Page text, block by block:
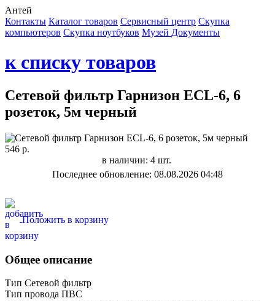
Антей
Контакты Каталог товаров Сервисный центр Cкупка
компьютеров Cкупка ноутбуков Музей Документы
к списку товаров
Сетевой фильтр Гарнизон ЕCL-6, 6
розеток, 5м черный
546 р.
в наличии: 4 шт.
Последнее обновление: 08.08.2026 04:48
Положить в корзину
Общее описание
Тип Сетевой фильтр
Тип провода ПВС